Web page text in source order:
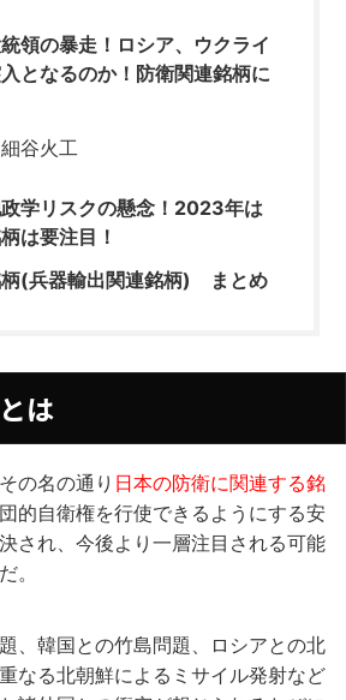
領の暴走！ロシア、ウクライ
となるのか！防衛関連銘柄に
谷火工
学リスクの懸念！2023年は
は要注目！
柄(兵器輸出関連銘柄) まとめ
は
の名の通り 日本の防衛に関連する銘
的自衛権を行使できるようにする安
され、今後より一層注目される可能
。
、韓国との竹島問題、ロシアとの北
なる北朝鮮によるミサイル発射など